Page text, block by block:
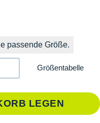
passende Größe.
Größentabelle
LEGEN